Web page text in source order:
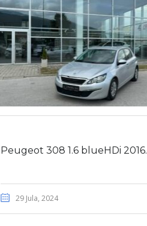
Peugeot 308 1.6 blueHDi 2016.
29 Jula, 2024